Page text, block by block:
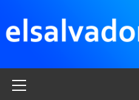
contenido